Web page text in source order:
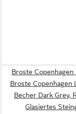
Broste Copenhagen
Broste Copenhagen
Becher Dark Grey,
Glasiertes